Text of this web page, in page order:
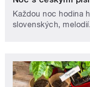
Každou noc hodina
slovenských, melodií.